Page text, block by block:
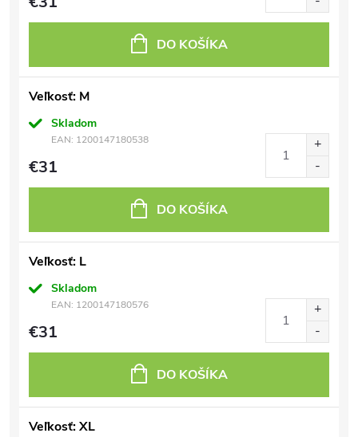
DO KOŠÍKA
Veľkosť: M
Skladom
EAN: 1200147180538
€31
DO KOŠÍKA
Veľkosť: L
Skladom
EAN: 1200147180576
€31
DO KOŠÍKA
Veľkosť: XL